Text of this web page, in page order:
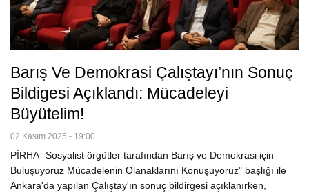
Barış Ve Demokrasi Çalıştayı’nın Sonuç
Bildigesi Açıklandı: Mücadeleyi
Büyütelim!
02 Kasım 2025 - 19:00
PİRHA- Sosyalist örgütler tarafından Barış ve Demokrasi için
Buluşuyoruz Mücadelenin Olanaklarını Konuşuyoruz" başlığı ile
Ankara'da yapılan Çalıştay'ın sonuç bildirgesi açıklanırken,